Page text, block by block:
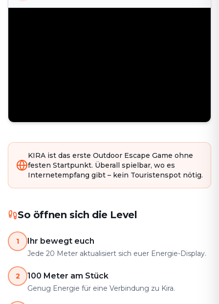
KIRA ist das erste Outdoor Escape Game ohne
festen Startpunkt. Überall spielbar, wo es
Internetempfang gibt – kein Touristenspot nötig.
So öffnen sich die Level
1 Ihr bewegt euch
Jede 20 Meter aktualisiert sich euer Energie-Display.
2 100 Meter am Stück
Genug Energie für eine Verbindung zu Kira.